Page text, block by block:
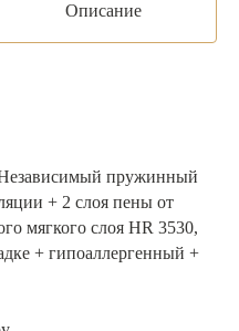
Описание
пружинный
+ 2 слоя пены от
мягкого слоя HR 3530,
+ гипоаллергенный +